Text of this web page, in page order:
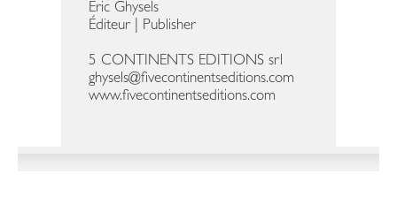
Eric Ghysels
Éditeur | Publisher
5 CONTINENTS EDITIONS srl
ghysels@fivecontinentseditions.com
www.fivecontinentseditions.com